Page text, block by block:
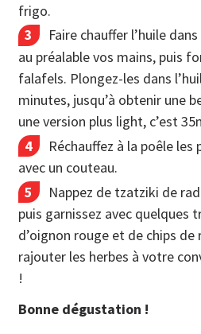
frigo.
Faire chauffer l’huile
au préalable vos mains, puis
falafels. Plongez-les dans
minutes, jusqu’à obtenir une
une version plus light, c’est
Réchauffez à la poêle les
avec un couteau.
Nappez de tzatziki de
puis garnissez avec quelques
d’oignon rouge et de chips de
rajouter les herbes à votre
!
Bonne dégustation !